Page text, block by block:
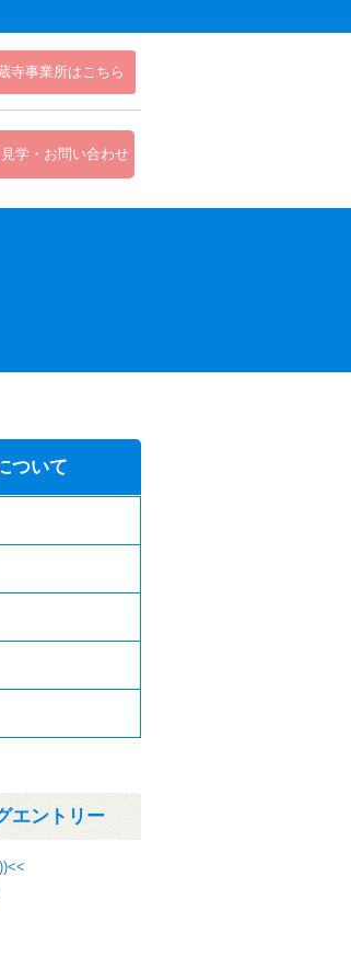
寺事業所はこちら
見学・お問い合わせ
ついて
エントリー